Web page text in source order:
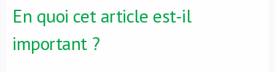
En quoi cet article est-il
important ?